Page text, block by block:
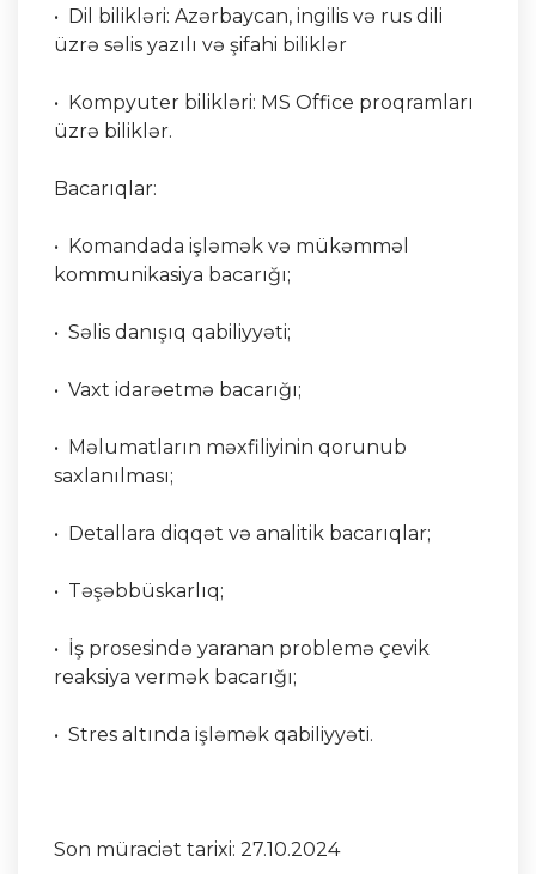
• Dil bilikləri: Azərbaycan, ingilis və rus dili
üzrə səlis yazılı və şifahi biliklər
• Kompyuter bilikləri: MS Office proqramları
üzrə biliklər.
Bacarıqlar:
• Komandada işləmək və mükəmməl
kommunikasiya bacarığı;
• Səlis danışıq qabiliyyəti;
• Vaxt idarəetmə bacarığı;
• Məlumatların məxfiliyinin qorunub
saxlanılması;
• Detallara diqqət və analitik bacarıqlar;
• Təşəbbüskarlıq;
• İş prosesində yaranan problemə çevik
reaksiya vermək bacarığı;
• Stres altında işləmək qabiliyyəti.
Son müraciət tarixi: 27.10.2024